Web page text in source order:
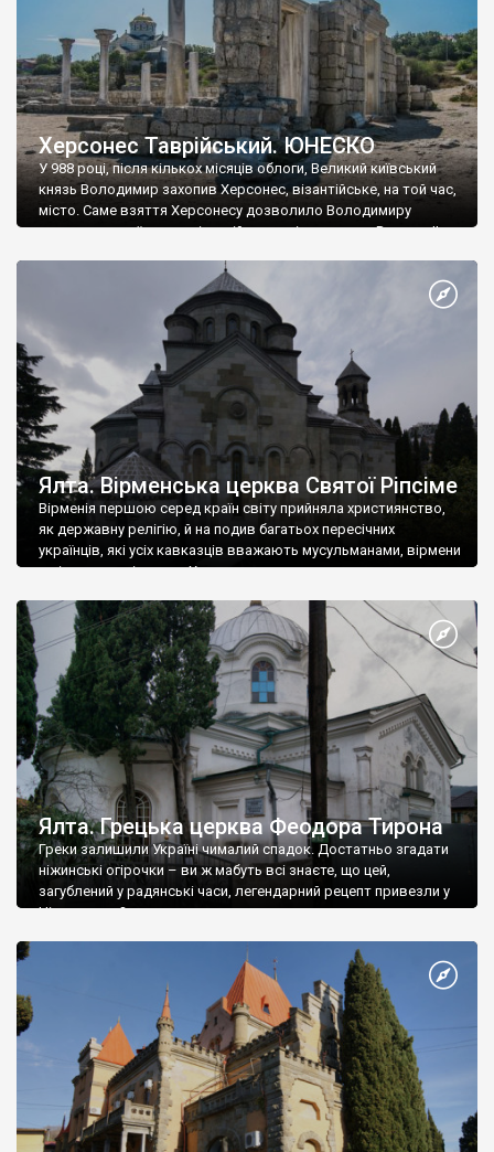
Херсонес Таврійський. ЮНЕСКО
У 988 році, після кількох місяців облоги, Великий київський
князь Володимир захопив Херсонес, візантійське, на той час,
місто. Саме взяття Херсонесу дозволило Володимиру
диктувати свої умови візантійському імператору Василю ІІ, та
Херсонесі Володимир-язичник, став Василем-християнином.
А потім було Хрещення Русі. На честь Херсонесу Таврійського
Ялта. Вірменська церква Святої Ріпсіме
Вірменія першою серед країн світу прийняла християнство,
як державну релігію, й на подив багатьох пересічних
українців, які усіх кавказців вважають мусульманами, вірмени
є відданими вірянами Христа
Ялта. Грецька церква Феодора Тирона
Греки залишили Україні чималий спадок. Достатньо згадати
ніжинські огірочки – ви ж мабуть всі знаєте, що цей,
загублений у радянські часи, легендарний рецепт привезли у
Ніжин греки?